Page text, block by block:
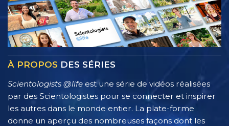
À PROPOS DES SÉRIES
Scientologists @life est une série de vidéos réalisées
par des Scientologistes pour se connecter et inspirer
les autres dans le monde entier. La plate-forme
donne un aperçu des nombreuses façons dont les